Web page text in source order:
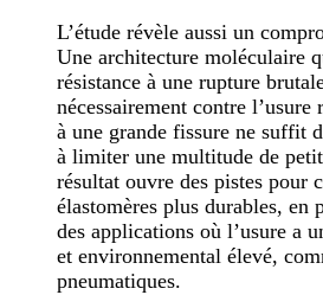
L’étude révèle aussi un
Une architecture moléculaire
résistance à une rupture
nécessairement contre l’usure
à une grande fissure ne suffit
à limiter une multitude de
résultat ouvre des pistes pour
élastomères plus durables, en
des applications où l’usure a
et environnemental élevé,
pneumatiques.